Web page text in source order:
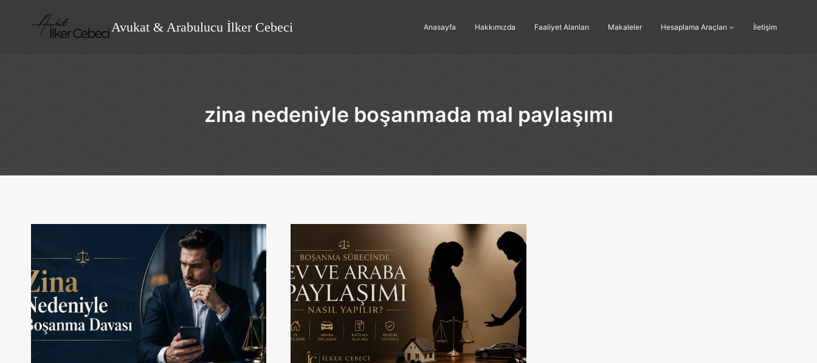
Avukat & Arabulucu İlker Cebeci Anasayfa Hakkımızda Faaliyet Alanları Makaleler Hesaplama Araçları İletişim
zina nedeniyle boşanmada mal paylaşımı